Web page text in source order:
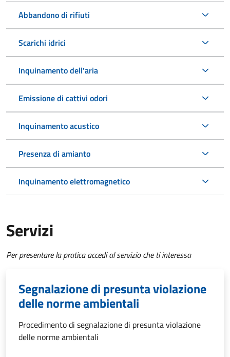
Abbandono di rifiuti
Scarichi idrici
Inquinamento dell'aria
Emissione di cattivi odori
Inquinamento acustico
Presenza di amianto
Inquinamento elettromagnetico
Servizi
Per presentare la pratica accedi al servizio che ti interessa
Segnalazione di presunta violazione
delle norme ambientali
Procedimento di segnalazione di presunta violazione
delle norme ambientali